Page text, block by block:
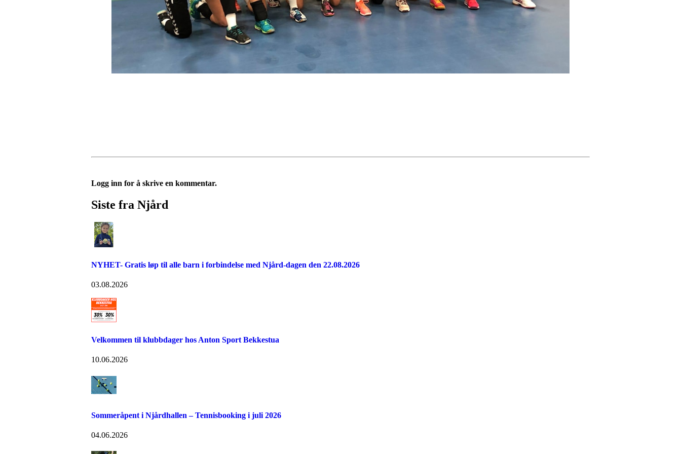
Logg inn for å skrive en kommentar.
Siste fra Njård
NYHET- Gratis løp til alle barn i forbindelse med Njård-dagen den 22.08.2026
03.08.2026
Velkommen til klubbdager hos Anton Sport Bekkestua
10.06.2026
Sommeråpent i Njårdhallen – Tennisbooking i juli 2026
04.06.2026